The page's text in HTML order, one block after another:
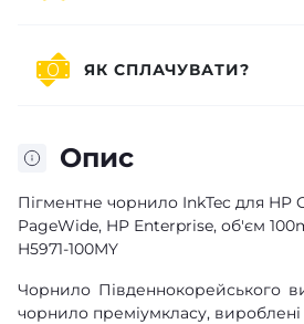
Опис
Пігментне чорнило InkTec для HP
PageWide, HP Enterprise, об'єм
H5971-100MY
Чорнило Південнокорейського
чорнило преміумкласу,
ЯК СПЛАЧУВАТИ?